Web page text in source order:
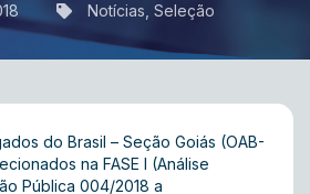
Notícias Seleção
do Brasil – Seção Goiás (OAB-
na FASE I (Análise
Pública 004/2018 a